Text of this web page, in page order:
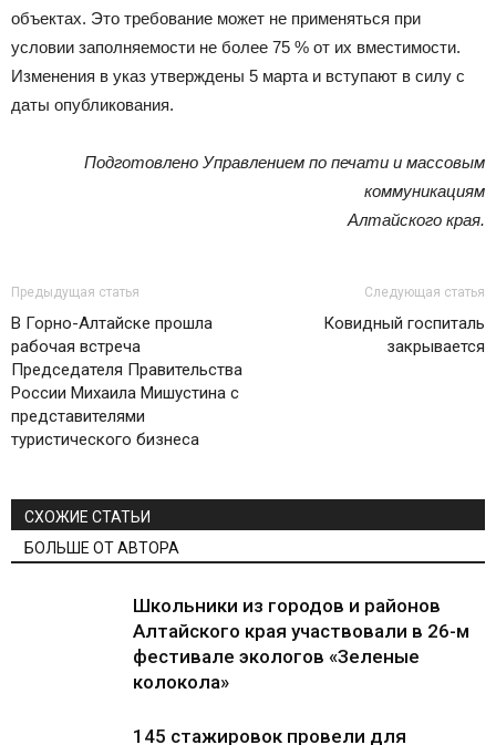
объектах. Это требование может не применяться при
условии заполняемости не более 75 % от их вместимости.
Изменения в указ утверждены 5 марта и вступают в силу с
даты опубликования.
Подготовлено Управлением по печати и массовым
коммуникациям
Алтайского края.
Предыдущая статья
В Горно-Алтайске прошла
рабочая встреча
Председателя Правительства
России Михаила Мишустина с
представителями
туристического бизнеса
Следующая статья
Ковидный госпиталь
закрывается
СХОЖИЕ СТАТЬИ
БОЛЬШЕ ОТ АВТОРА
Школьники из городов и районов
Алтайского края участвовали в 26-м
фестивале экологов «Зеленые
колокола»
145 стажировок провели для